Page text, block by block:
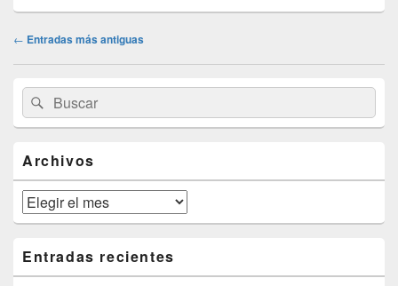
Navegación
← Entradas más antiguas
área
de
widget
lateral
primaria
Buscar
por:
Buscar
Archivos
Archivos
Entradas recientes